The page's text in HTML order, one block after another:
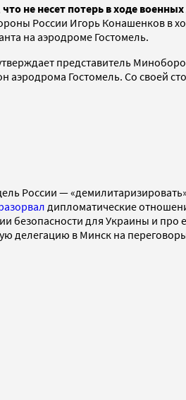
не несет потерь в ходе
России Игорь Конашенков в
на аэродроме Гостомель.
представитель
аэродрома Гостомель. Со своей
России —
дипломатические
безопасности для Украины и про
делегацию в Минск на